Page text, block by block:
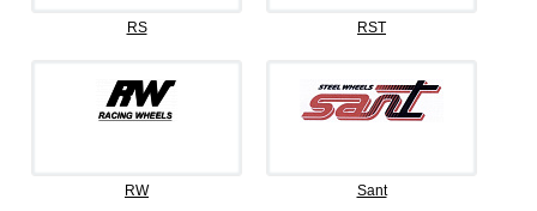
RS RST
RW Sant